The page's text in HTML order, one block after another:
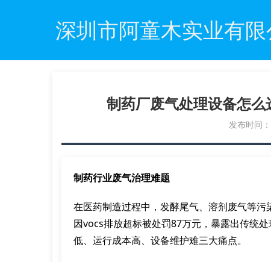
深圳市阿童木实业有限
制药厂废气处理设备怎么
发布时间
制药行业废气治理难题
在医药制造过程中，发酵尾气、溶剂废气等
因vocs排放超标被处罚87万元，暴露出传统
低、运行成本高、设备维护难三大痛点。